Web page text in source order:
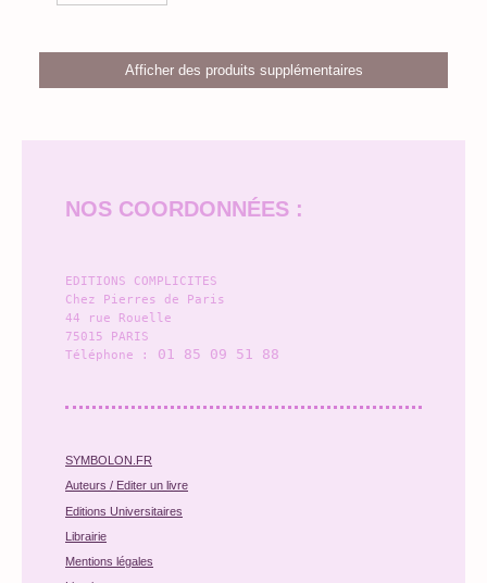
Afficher des produits supplémentaires
NOS COORDONNÉES :
EDITIONS COMPLICITES
Chez Pierres de Paris
44 rue Rouelle
75015 PARIS
Téléphone :
01 85 09 51 88
SYMBOLON.FR
Auteurs / Editer un livre
Editions Universitaires
Librairie
Mentions légales